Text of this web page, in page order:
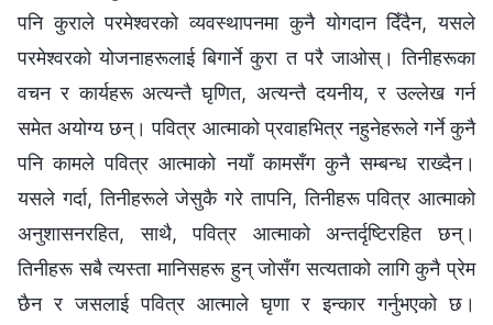
पनि कुराले परमेश्‍वरको व्यवस्थापनमा कुनै योगदान दिँदैन, यसले
परमेश्‍वरको योजनाहरूलाई बिगार्ने कुरा त परै जाओस्। तिनीहरूका
वचन र कार्यहरू अत्यन्तै घृणित, अत्यन्तै दयनीय, र उल्‍लेख गर्न
समेत अयोग्य छन्। पवित्र आत्‍माको प्रवाहभित्र नहुनेहरूले गर्ने कुनै
पनि कामले पवित्र आत्‍माको नयाँ कामसँग कुनै सम्‍बन्ध राख्दैन।
यसले गर्दा, तिनीहरूले जेसुकै गरे तापनि, तिनीहरू पवित्र आत्माको
अनुशासनरहित, साथै, पवित्र आत्माको अन्तर्दृष्टिरहित छन्।
तिनीहरू सबै त्यस्ता मानिसहरू हुन् जोसँग सत्यताको लागि कुनै प्रेम
छैन र जसलाई पवित्र आत्माले घृणा र इन्कार गर्नुभएको छ।